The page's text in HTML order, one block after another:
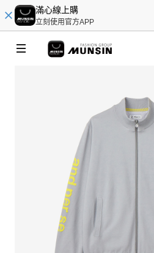
滿心線上購
立刻使用官方APP